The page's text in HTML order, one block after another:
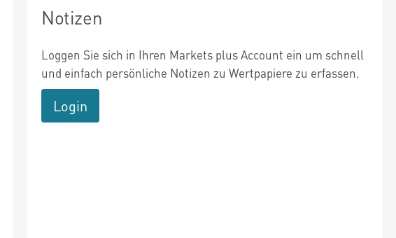
Notizen
Loggen Sie sich in Ihren Markets plus Account ein um schnell
und einfach persönliche Notizen zu Wertpapiere zu erfassen.
Login